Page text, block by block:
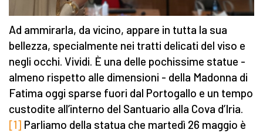
Ad ammirarla, da vicino, appare in tutta la sua
bellezza, specialmente nei tratti delicati del viso e
negli occhi. Vividi. È una delle pochissime statue -
almeno rispetto alle dimensioni - della Madonna di
Fatima oggi sparse fuori dal Portogallo e un tempo
custodite all’interno del Santuario alla Cova d’Iria.
[1] Parliamo della statua che martedì 26 maggio è